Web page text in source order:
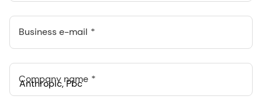
Business e-mail
Company name